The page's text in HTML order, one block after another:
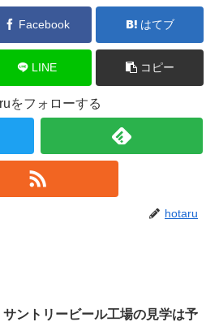
Facebook はてブ
LINE コピー
をフォローする
hotaru
サントリービール工場の見学は予